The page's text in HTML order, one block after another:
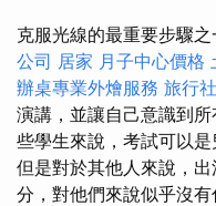
克服光線的最重要步驟
公司 居家 月子中心價格
辦桌專業外燴服務 旅行
演講，並讓自己意識到所
些學生來說，考試可以是
但是對於其他人來說，
分，對他們來說似乎沒有